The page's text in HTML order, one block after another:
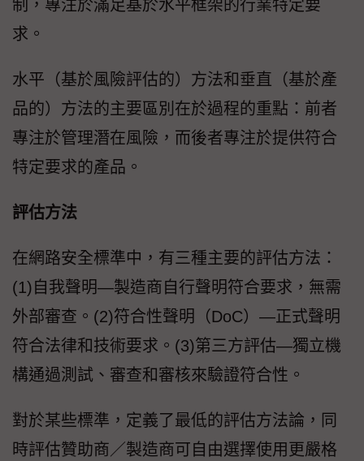
制，專注於滿足基於水平框架的行業特定要
求。
水平（基於風險評估的）方法和垂直（基於產
品的）方法的主要區別在於過程的重點：前者
專注於管理潛在風險，而後者專注於提供符合
特定要求的產品。
評估方法
在網路安全標準中，有三種主要的評估方法：
(1)自我聲明—製造商自行聲明符合要求，無需
外部審查。(2)符合性聲明（DoC）—正式聲明
符合法律和技術要求。(3)第三方評估—獨立機
構通過測試、審查和審核來驗證符合性。
對於某些標準，定義了最低的評估方法論，同
時評估贊助商／製造商可自由選擇使用更嚴格